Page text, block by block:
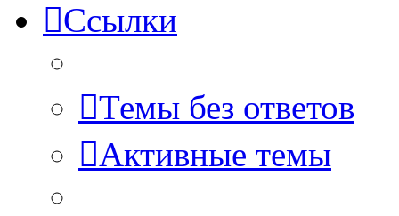
Ссылки
Темы без ответов
Активные темы